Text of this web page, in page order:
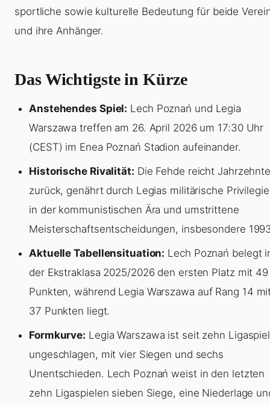
sportliche sowie kulturelle Bedeutung für beide
und ihre Anhänger.
Das Wichtigste in Kürze
Anstehendes Spiel: Lech Poznań und Legia
Warszawa treffen am 26. April 2026 um 17:30 Uhr
(CEST) im Enea Poznań Stadion aufeinander.
Historische Rivalität: Die Fehde reicht
zurück, genährt durch Legias militärische
in der kommunistischen Ära und umstrittene
Meisterschaftsentscheidungen, insbesondere
Aktuelle Tabellensituation: Lech Poznań belegt
der Ekstraklasa 2025/2026 den ersten Platz mit 49
Punkten, während Legia Warszawa auf Rang 14
37 Punkten liegt.
Formkurve: Legia Warszawa ist seit zehn
ungeschlagen, mit vier Siegen und sechs
Unentschieden. Lech Poznań weist in den letzten
zehn Ligaspielen sieben Siege, eine Niederlage